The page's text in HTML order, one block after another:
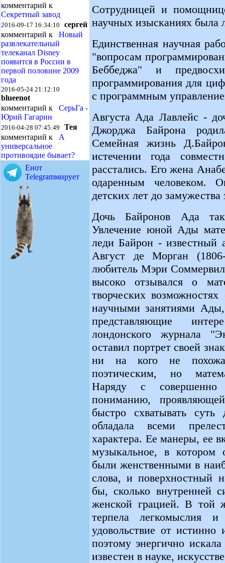
комментарий к
Секретный завод
2016-09-17 16:34:10 сергей
комментарий к Новый
развлекательный
телеканал Disney
появится в России в
первой половине 2009
года
2016-05-24 21:12:10
blueenot
комментарий к СерьГа -
Юрий Гагарин
2016-04-28 07:45:49 Тея
комментарий к А
универсальное
противоядие бывает?
Енот
Telegramмирует
Сотрудницей и
научных изысканиях была
Единственная научная
"вопросам
Беббеджа" и
программирования для
с программным
Августа Ада Лавлейс -
Джорджа Байрона
Семейная жизнь
истечении года
расстались. Его жена
одаренным человеком.
детских лет до
Дочь Байронов Ада
Увлечение юной Ады
леди Байрон - известный
Август де Морган
любитель Мэри
высоко отзывался о
творческих
научными занятиями
представляющие
лондонского журнала
оставил портрет своей
ни на кого не
поэтическим, но
Наряду с
пониманию,
быстро схватывать
обладала всеми
характера. Ее манеры, ее
музыкальное, в котором
были женственными в
слова, и поверхностный
бы, сколько внутренней
женской грацией. В той
терпела легкомыслия
удовольствие от истинно
поэтому энергично
известен в науке,